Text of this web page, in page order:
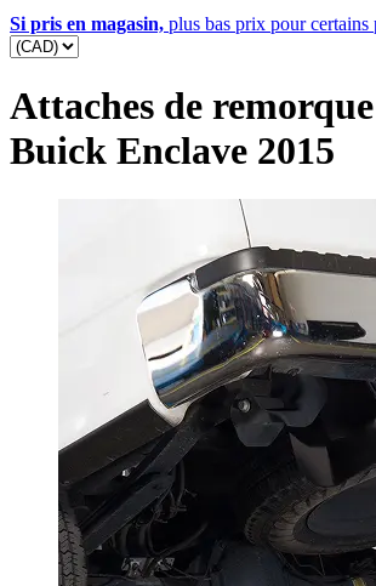
Si pris en magasin, plus bas prix pour certains
Attaches de
Buick Enclave 2015